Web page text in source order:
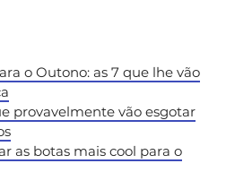
o Outono: as 7 que lhe vão
provavelmente vão esgotar
as botas mais cool para o